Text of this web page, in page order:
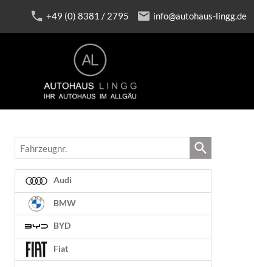
+49 (0) 8381 / 2795 info@autohaus-lingg.de
Fahrzeugnr.
Audi
BMW
BYD
Fiat